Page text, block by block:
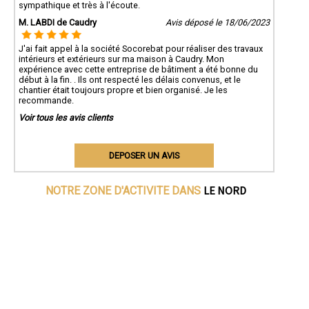
sympathique et très à l'écoute.
M. LABDI de Caudry
Avis déposé le 18/06/2023
J'ai fait appel à la société Socorebat pour réaliser des travaux
intérieurs et extérieurs sur ma maison à Caudry. Mon
expérience avec cette entreprise de bâtiment a été bonne du
début à la fin. . Ils ont respecté les délais convenus, et le
chantier était toujours propre et bien organisé. Je les
recommande.
Voir tous les avis clients
DEPOSER UN AVIS
NOTRE ZONE D'ACTIVITE DANS LE NORD